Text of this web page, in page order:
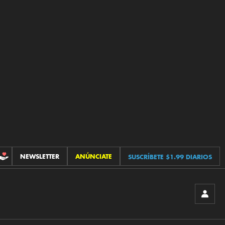
CONTRIBUCIONES
NEWSLETTER ANÚNCIATE SUSCRÍBETE $1.99 DIARIOS